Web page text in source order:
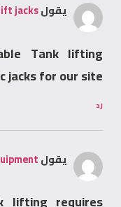
يقولlift jacks
Tank lifting
jacks for our site.
يقول
lifting requires